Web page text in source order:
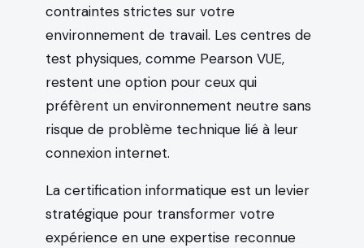
contraintes strictes sur votre
environnement de travail. Les centres de
test physiques, comme Pearson VUE,
restent une option pour ceux qui
préfèrent un environnement neutre sans
risque de problème technique lié à leur
connexion internet.
La certification informatique est un levier
stratégique pour transformer votre
expérience en une expertise reconnue